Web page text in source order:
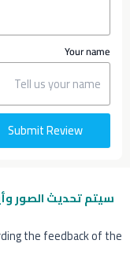
سيتم تحديث الصور
the feedback of the
Your name
Submit Review